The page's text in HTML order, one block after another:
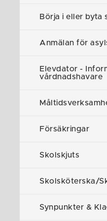
Börja i eller byta
Anmälan för
Elevdator -
vårdnadshavare
Försäkringar
Skolskjuts
Skolsköterska/
Synpunkter &
Skolschema och
Skolskjuts och